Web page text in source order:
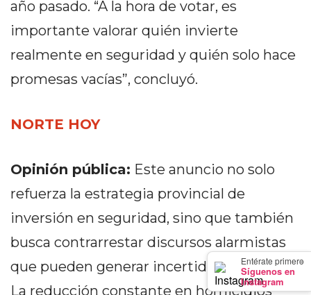
×
Entérate primero
Síguenos en
Instagram
GIMNASIO
DE
MEJORES
EN
EN
PERGAMINO
SUPLEMENTOS
EN
PERGAMINO:
año pasado. “A la hora de votar, es
importante valorar quién invierte
realmente en seguridad y quién solo hace
promesas vacías”, concluyó.
NORTE HOY
Opinión pública: Este anuncio no solo
refuerza la estrategia provincial de
inversión en seguridad, sino que también
busca contrarrestar discursos alarmistas
que pueden generar incertidumbre social.
La reducción constante en homicidios